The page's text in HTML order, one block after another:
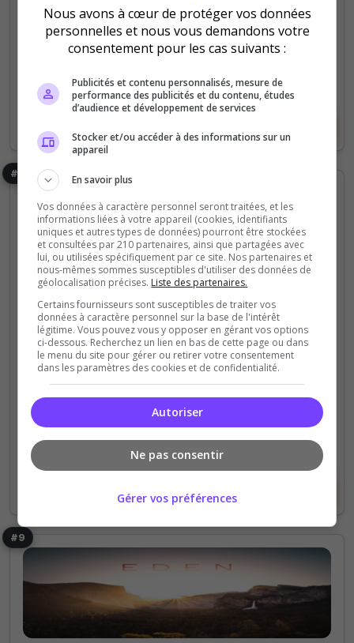
votes clics
(0)
18 Slots
#8
[QC/FR/CAN] QBC Flaggard
serveur Quebecois canada Francais
0 17
20 Slots
Voir le serveur
#9
Nous avons à cœur de protéger vos données
personnelles et nous vous demandons votre
consentement pour les cas suivants :
Publicités et contenu personnalisés, mesure de
performance des publicités et du contenu, études
d’audience et développement de services
Stocker et/ou accéder à des informations sur un
appareil
En savoir plus
Vos données à caractère personnel seront traitées, et les
informations liées à votre appareil (cookies, identifiants
uniques et autres types de données) pourront être stockées
et consultées par 210 partenaires, ainsi que partagées avec
lui, ou utilisées spécifiquement par ce site. Nos partenaires et
nous-mêmes sommes susceptibles d'utiliser des données de
géolocalisation précises. Liste des partenaires.
Certains fournisseurs sont susceptibles de traiter vos
données à caractère personnel sur la base de l'intérêt
légitime. Vous pouvez vous y opposer en gérant vos options
ci-dessous. Recherchez un lien en bas de cette page ou dans
le menu du site pour gérer ou retirer votre consentement
dans les paramètres des cookies et de confidentialité.
Autoriser
Ne pas consentir
Gérer vos préférences